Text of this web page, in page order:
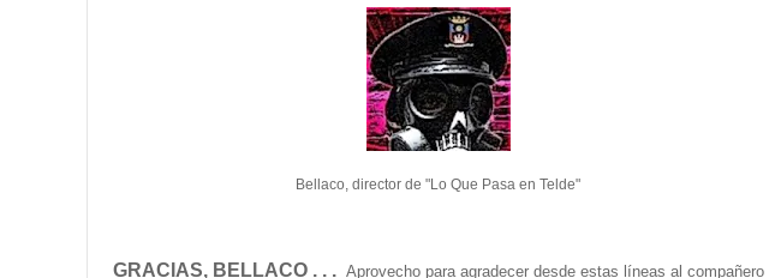
Bellaco, director de "Lo Que Pasa en Telde"
GRACIAS, BELLACO . . . Aprovecho para agradecer desde estas líneas al compañero